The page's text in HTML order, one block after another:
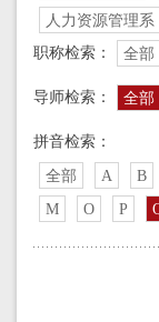
人力资源管理系
职称检索：
全部
导师检索： 全部
拼音检索：
全部 A B
M
O P